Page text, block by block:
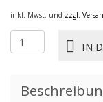
inkl. Mwst. und zzgl.
E922
OHRRING
Menge
IN